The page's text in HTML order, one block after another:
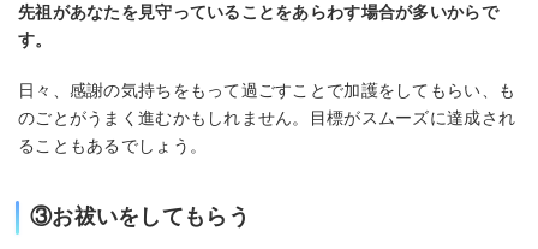
先祖があなたを見守っていることをあらわす場合が多いからで
す。
日々、感謝の気持ちをもって過ごすことで加護をしてもらい、も
のごとがうまく進むかもしれません。目標がスムーズに達成され
ることもあるでしょう。
③お祓いをしてもらう